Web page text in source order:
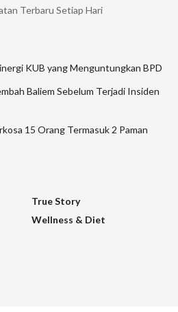
Terbaru Setiap Hari
KUB yang Menguntungkan BPD
Baliem Sebelum Terjadi Insiden
15 Orang Termasuk 2 Paman
True Story
Wellness & Diet